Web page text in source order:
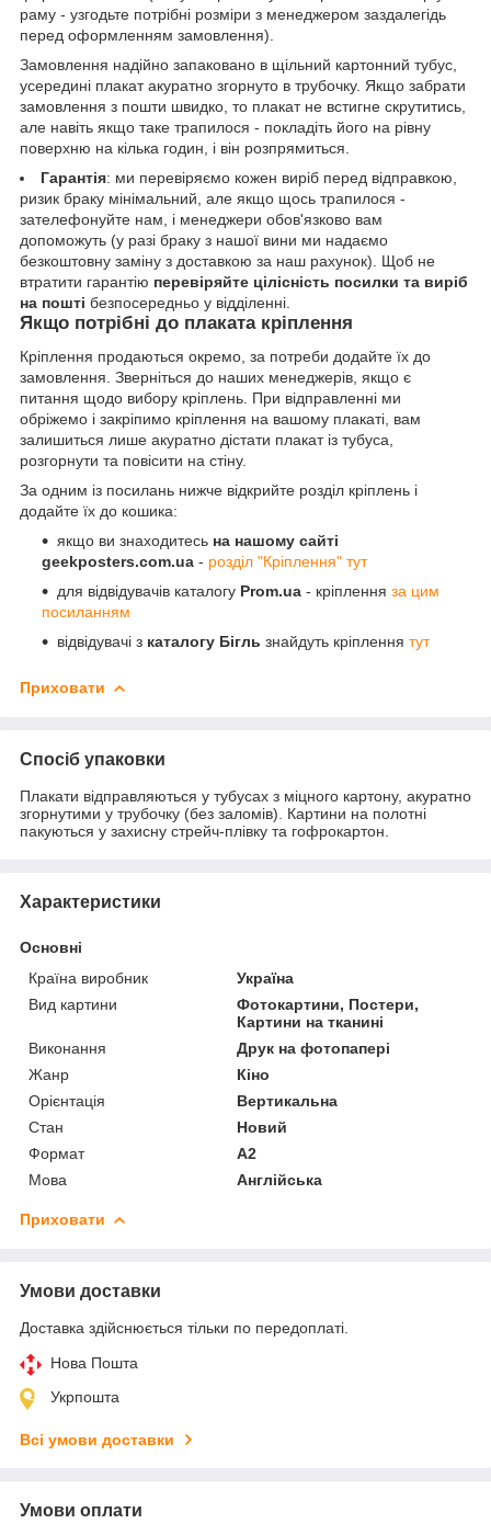
раму - узгодьте потрібні розміри з менеджером заздалегідь
перед оформленням замовлення).
Замовлення надійно запаковано в щільний картонний тубус,
усередині плакат акуратно згорнуто в трубочку. Якщо забрати
замовлення з пошти швидко, то плакат не встигне скрутитись,
але навіть якщо таке трапилося - покладіть його на рівну
поверхню на кілька годин, і він розпрямиться.
Гарантія: ми перевіряємо кожен виріб перед відправкою,
ризик браку мінімальний, але якщо щось трапилося -
зателефонуйте нам, і менеджери обов'язково вам
допоможуть (у разі браку з нашої вини ми надаємо
безкоштовну заміну з доставкою за наш рахунок). Щоб не
втратити гарантію перевіряйте цілісність посилки та виріб
на пошті безпосередньо у відділенні.
Якщо потрібні до плаката кріплення
Кріплення продаються окремо, за потреби додайте їх до
замовлення. Зверніться до наших менеджерів, якщо є
питання щодо вибору кріплень. При відправленні ми
обріжемо і закріпимо кріплення на вашому плакаті, вам
залишиться лише акуратно дістати плакат із тубуса,
розгорнути та повісити на стіну.
За одним із посилань нижче відкрийте розділ кріплень і
додайте їх до кошика:
якщо ви знаходитесь на нашому сайті
geekposters.com.ua - розділ "Кріплення" тут
для відвідувачів каталогу Prom.ua - кріплення за цим
посиланням
відвідувачі з каталогу Бігль знайдуть кріплення тут
Приховати
Спосіб упаковки
Плакати відправляються у тубусах з міцного картону, акуратно
згорнутими у трубочку (без заломів). Картини на полотні
пакуються у захисну стрейч-плівку та гофрокартон.
Характеристики
Основні
Країна виробник
Україна
Вид картини
Фотокартини, Постери,
Картини на тканині
Виконання
Друк на фотопапері
Жанр
Кіно
Орієнтація
Вертикальна
Стан
Новий
Формат
A2
Мова
Англійська
Приховати
Умови доставки
Доставка здійснюється тільки по передоплаті.
Нова Пошта
Укрпошта
Всі умови доставки
Умови оплати